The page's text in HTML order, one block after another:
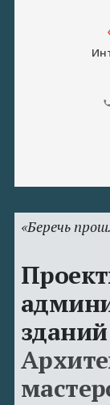
call
«Беречь
зданий